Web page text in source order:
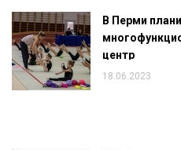
В Перми
центр
18.06.2023